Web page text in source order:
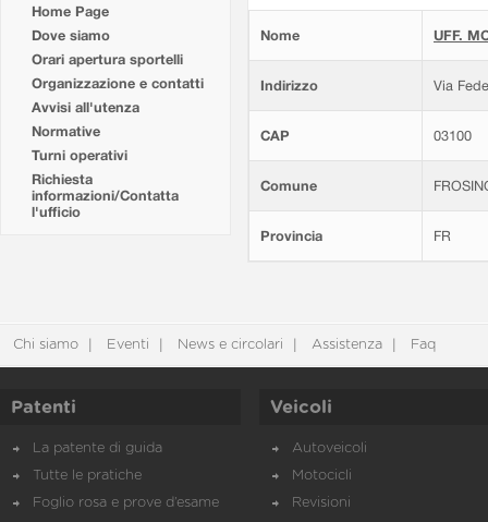
Home Page
Dove siamo
Orari apertura sportelli
Organizzazione e contatti
Avvisi all'utenza
Normative
Turni operativi
Richiesta
informazioni/Contatta
l'ufficio
Nome UFF.
Indirizzo Via
CAP 03100
Comune
Provincia FR
Chi siamo Eventi News e circolari Assistenza Faq
Patenti
La patente di guida
Tutte le pratiche
Foglio rosa e prove d’esame
Veicoli
Autoveicoli
Motocicli
Revisioni